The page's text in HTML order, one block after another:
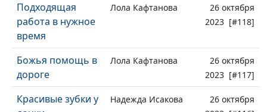
Подходящая
работа в нужное
время
Лола Кафтанова
26 октября
2023 [#118]
Божья помощь в
дороге
Лола Кафтанова
26 октября
2023 [#117]
Красивые зубки у
Надежда Исакова
26 октября